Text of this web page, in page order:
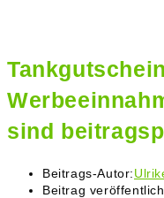
sind
Beitrags-Autor:
Beitrag